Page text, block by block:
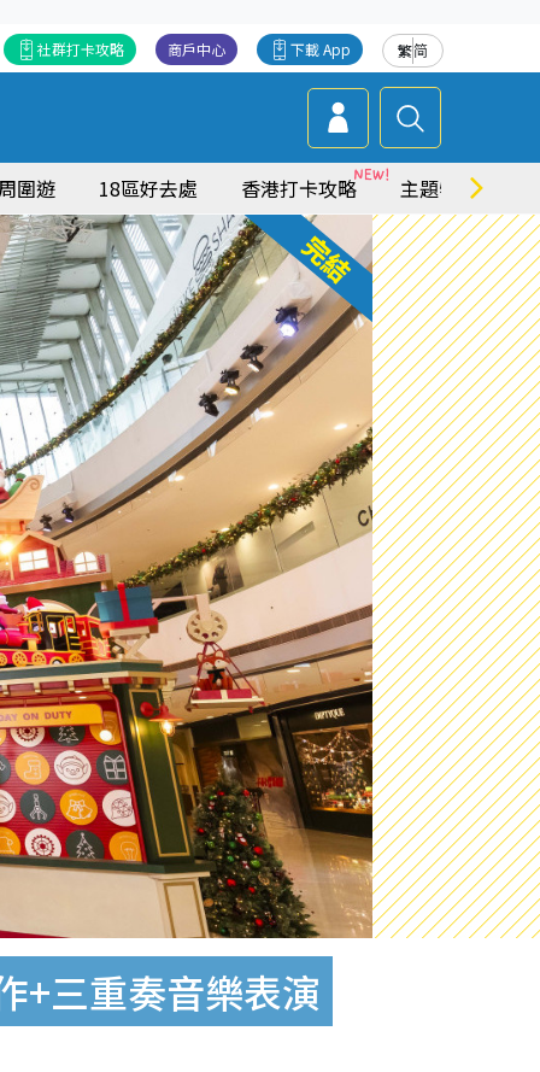
繁简
下載 App
商戶中心
社群打卡攻略
圍遊 18區好去處 香港打卡攻略 主題特集
+三重奏音樂表演